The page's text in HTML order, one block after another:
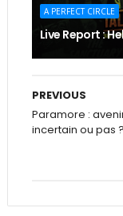
A PERFECT CIRCLE
Live Report :
PREVIOUS
Paramore :
incertain ou pas ?